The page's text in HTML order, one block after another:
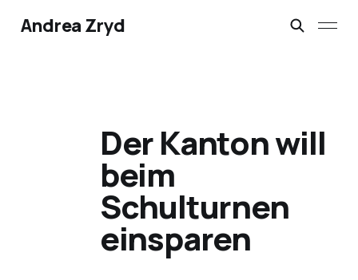
Andrea Zryd
Der Kanton will
beim
Schulturnen
einsparen